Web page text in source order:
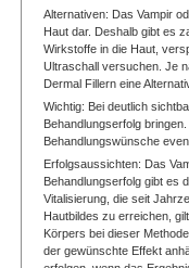
Alternativen: Das Vampir
Haut dar. Deshalb gibt es
Wirkstoffe in die Haut,
Ultraschall versuchen. Je
Dermal Fillern eine
Wichtig: Bei deutlich
Behandlungserfolg
Behandlungswünsche
Erfolgsaussichten: Das
Behandlungserfolg gibt es
Vitalisierung, die seit
Hautbildes zu erreichen,
Körpers bei dieser
der gewünschte Effekt